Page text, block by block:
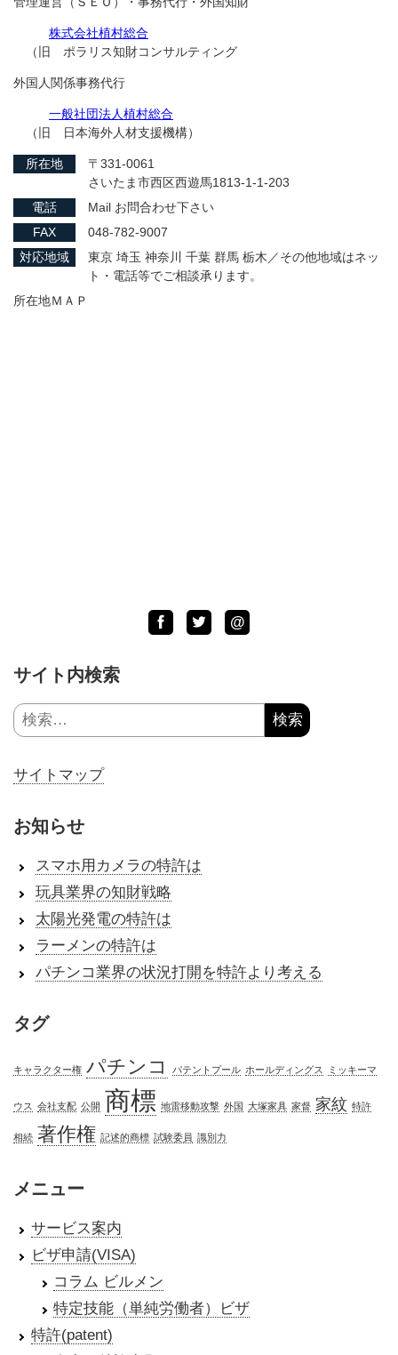
株式会社植村総合
（旧 ポラリス知財コンサルティング
外国人関係事務代行
一般社団法人植村総合
（旧 日本海外人材支援機構）
所在地
〒331-0061
さいたま市西区西遊馬1813-1-1-203
電話
Mail お問合わせ下さい
FAX
048-782-9007
対応地域
東京 埼玉 神奈川 千葉 群馬 栃木／その他地域はネッ
ト・電話等でご相談承ります。
所在地ＭＡＰ
Facebook
TwitterLINE
@
サイト内検索
検
索:
サイトマップ
お知らせ
スマホ用カメラの特許は
玩具業界の知財戦略
太陽光発電の特許は
ラーメンの特許は
パチンコ業界の状況打開を特許より考える
タグ
キャラクター権 パチンコ パテントプール ホールディングス ミッキーマ
ウス 会社支配 公開 商標 地雷移動攻撃 外国 大塚家具 家督 家紋 特許
相続 著作権 記述的商標 試験委員 識別力
メニュー
サービス案内
ビザ申請(VISA)
コラム ビルメン
特定技能（単純労働者）ビザ
特許(patent)